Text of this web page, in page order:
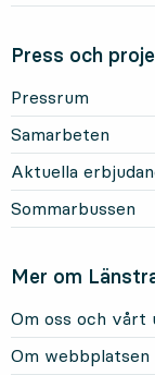
Press och
Pressrum
Samarbeten
Aktuella
Sommarbussen
Mer om
Om oss och vårt
Om webbplatsen